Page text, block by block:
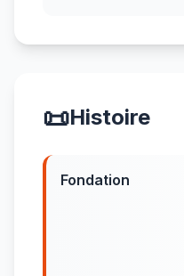
📜Histoire
Fondation